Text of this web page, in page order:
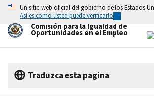
Skip
main
content
Un sitio web oficial del gobierno de los Estados
Así es como usted puede verificarlo
Comisión para la Igualdad de
Oportunidades en el Empleo
Traduzca esta pagina